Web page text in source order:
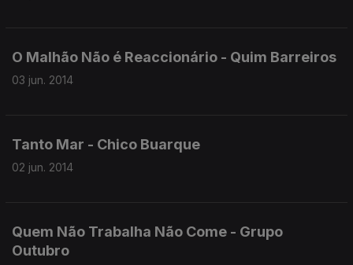
O Malhão Não é Reaccionário - Quim Barreiros
03 jun. 2014
Tanto Mar - Chico Buarque
02 jun. 2014
Quem Não Trabalha Não Come - Grupo
Outubro